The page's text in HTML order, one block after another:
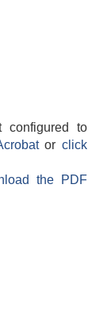
configured to
orclick
the PDF